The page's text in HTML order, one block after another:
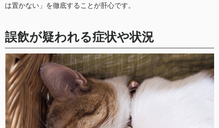
は置かない」を徹底することが肝心です。
誤飲が疑われる症状や状況